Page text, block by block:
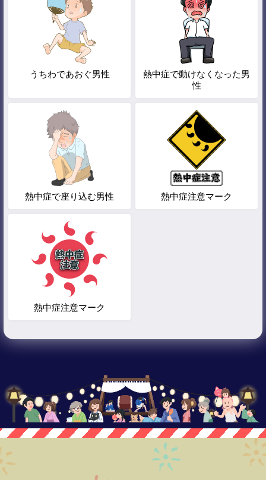
うちわであおぐ男性
熱中症で動けなくなった男
性
熱中症で座り込む男性 熱中症注意マーク
熱中症注意マーク